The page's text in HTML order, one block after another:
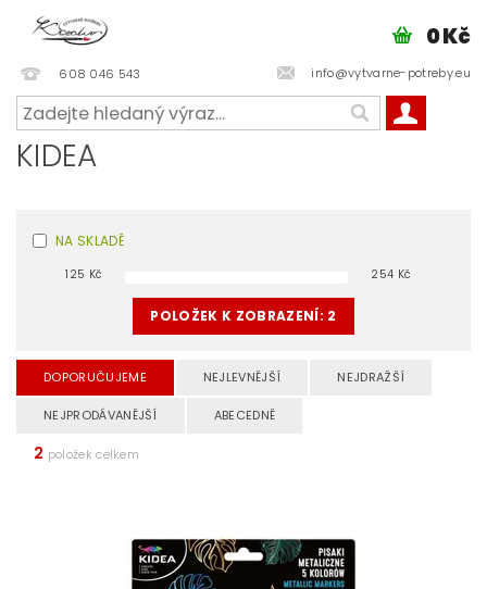
608 046 543 info@vytvarne-potreby.eu
0 Kč
KIDEA
NA SKLADĚ
125 Kč 254 Kč
POLOŽEK K ZOBRAZENÍ: 2
DOPORUČUJEME NEJLEVNĚJŠÍ NEJDRAŽŠÍ
NEJPRODÁVANĚJŠÍ ABECEDNĚ
2 položek celkem